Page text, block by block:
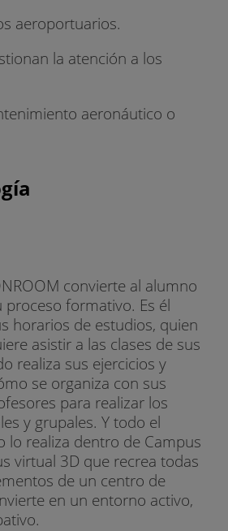
aeroportuarios.
la atención a los
aeronáutico o
convierte al alumno
formativo. Es él
horarios de estudios, quien
asistir a las clases de sus
realiza sus ejercicios y
se organiza con sus
para realizar los
y grupales. Y todo el
lo realiza dentro de Campus
virtual 3D que recrea todas
de un centro de
en un entorno activo,